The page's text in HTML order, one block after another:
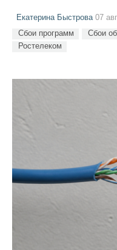
Екатерина Быстрова07
Сбои программ Сбои
Ростелеком